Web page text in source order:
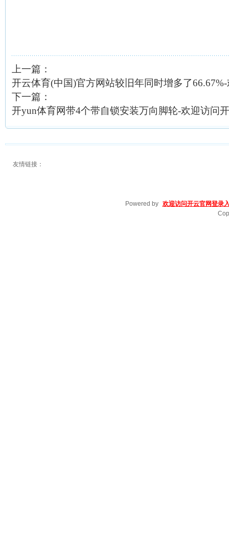
上一篇：
开云体育(中国)官方网站较旧年同时增多了
下一篇：
开yun体育网带4个带自锁安装万向脚轮-欢迎访问
友情链接：
Powered by 欢迎访问开云官网登录